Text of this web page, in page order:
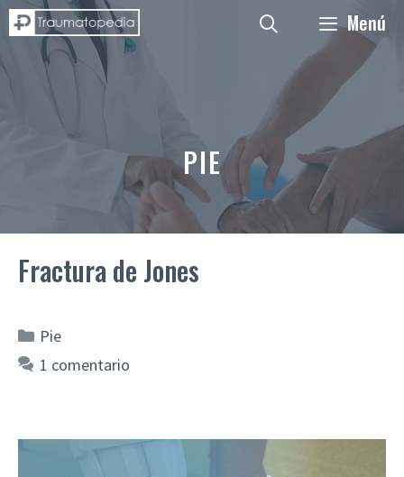
Saltar
al
contenido
Menú
PIE
Fractura de Jones
Categorías
Pie
1 comentario